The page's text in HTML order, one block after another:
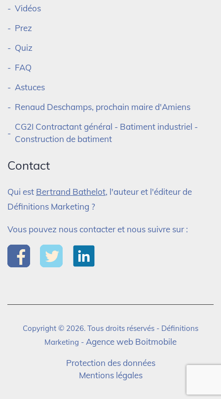
Vidéos
Prez
Quiz
FAQ
Astuces
Renaud Deschamps, prochain maire d'Amiens
CG2I Contractant général - Batiment industriel -
Construction de batiment
Contact
Qui est Bertrand Bathelot, l'auteur et l'éditeur de
Définitions Marketing ?
Vous pouvez nous contacter et nous suivre sur :
Copyright © 2026. Tous droits réservés - Définitions
Marketing - Agence web Boitmobile
Protection des données
Mentions légales